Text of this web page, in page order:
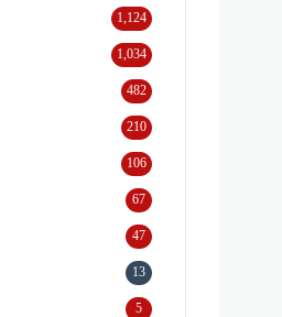
1,124
1,034
482
210
106
67
47
13
5